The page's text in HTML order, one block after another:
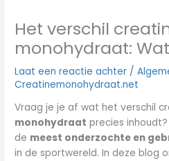
Het verschil
monohydraat:
Laat een reactie achter /
Creatinemonohydraat.net
Vraag je je af wat het verschil
monohydraat precies
de meest onderzochte en
in de sportwereld. In deze blog